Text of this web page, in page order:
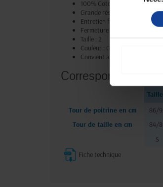
consentement
100% Coton peigné doux,
Grande résistance aux lavages
Entretien facile : lavable en
Fermeture éclair allant de
Taille : 2
Couleur : Gris Chiné
Convient aux hommes et aux
Correspondance
Tour de poitrine en cm
86/
Tour de taille en cm
84/
S
Fiche technique